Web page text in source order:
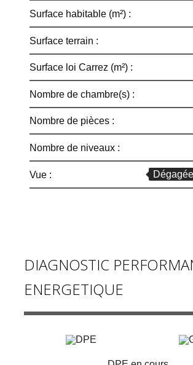
Surface habitable (m²) :
surface terrain :
Surface loi Carrez (m²) :
Nombre de chambre(s) :
Nombre de pièces :
Nombre de niveaux :
Vue :
DIAGNOSTIC
ENERGETIQUE